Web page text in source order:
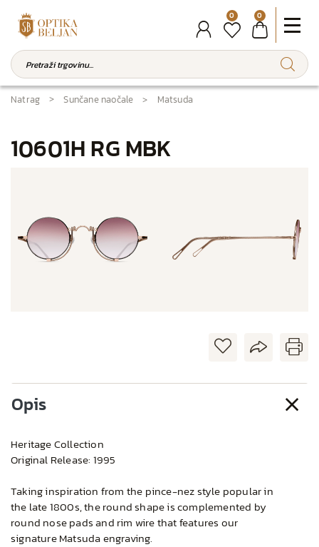
0 0
Natrag Sunčane naočale Matsuda
10601H RG MBK
Opis
Heritage Collection
Original Release: 1995
Taking inspiration from the pince-nez style popular in
the late 1800s, the round shape is complemented by
round nose pads and rim wire that features our
signature Matsuda engraving.